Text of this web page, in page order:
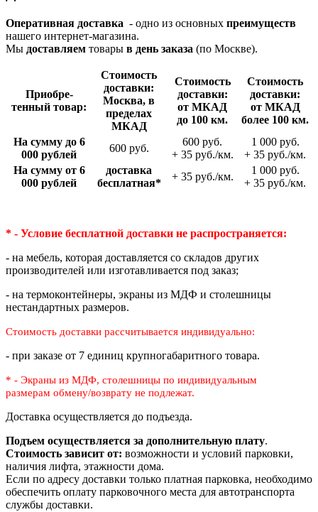
Оперативная доставка - одно из основных преимуществ
нашего интернет-магазина.
Мы доставляем товары в день заказа (по Москве).
Приобре­
тенный товар:
Стои­мость
доставки:
Москва, в
пределах
МКАД
Стои­мость
доставки:
от МКАД
до 100 км.
Стои­мость
доставки:
от МКАД
более 100 км.
На сумму до 6
000 рублей
600 руб.
600 руб.
+ 35 руб./км.
1 000 руб.
+ 35 руб./км.
На сумму от 6
000 рублей
доставка
беспла­тная*
+ 35 руб./км.
1 000 руб.
+ 35 руб./км.
* - Условие бесплатной доставки не распространяется:
- на мебель, которая доставляется со складов других
производителей или изготавливается под заказ;
- на термоконтейнеры, экраны из МДФ и столешницы
нестандартных размеров.
Стоимость доставки рассчитывается индивидуально:
- при заказе от 7 единиц крупногабаритного товара.
* - Экраны из МДФ, столешницы по индивидуальным
размерам обмену/возврату не подлежат.
Доставка осуществляется до подъезда.
Подъем осуществляется за дополнительную плату.
Стоимость зависит от: возможности и условий парковки,
наличия лифта, этажности дома.
Если по адресу доставки только платная парковка, необходимо
обеспечить оплату парковочного места для автотранспорта
службы доставки.